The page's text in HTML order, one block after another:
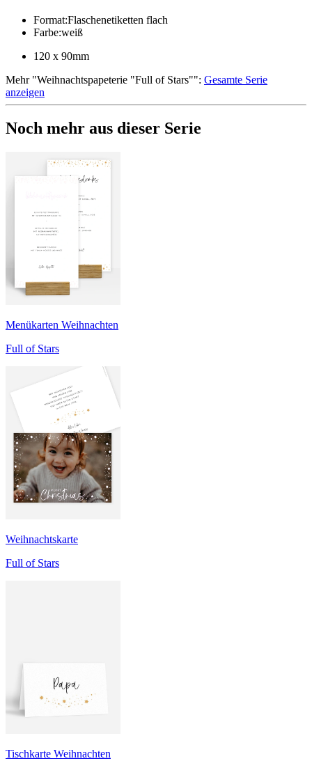
Format:Flaschenetiketten flach
Farbe:weiß
120 x 90mm
Mehr"Weihnachtspapeterie "Full of Stars"": Gesamte Serie
anzeigen
Noch mehr aus dieser Serie
Menükarten Weihnachten
Full of Stars
Weihnachtskarte
Full of Stars
Tischkarte Weihnachten